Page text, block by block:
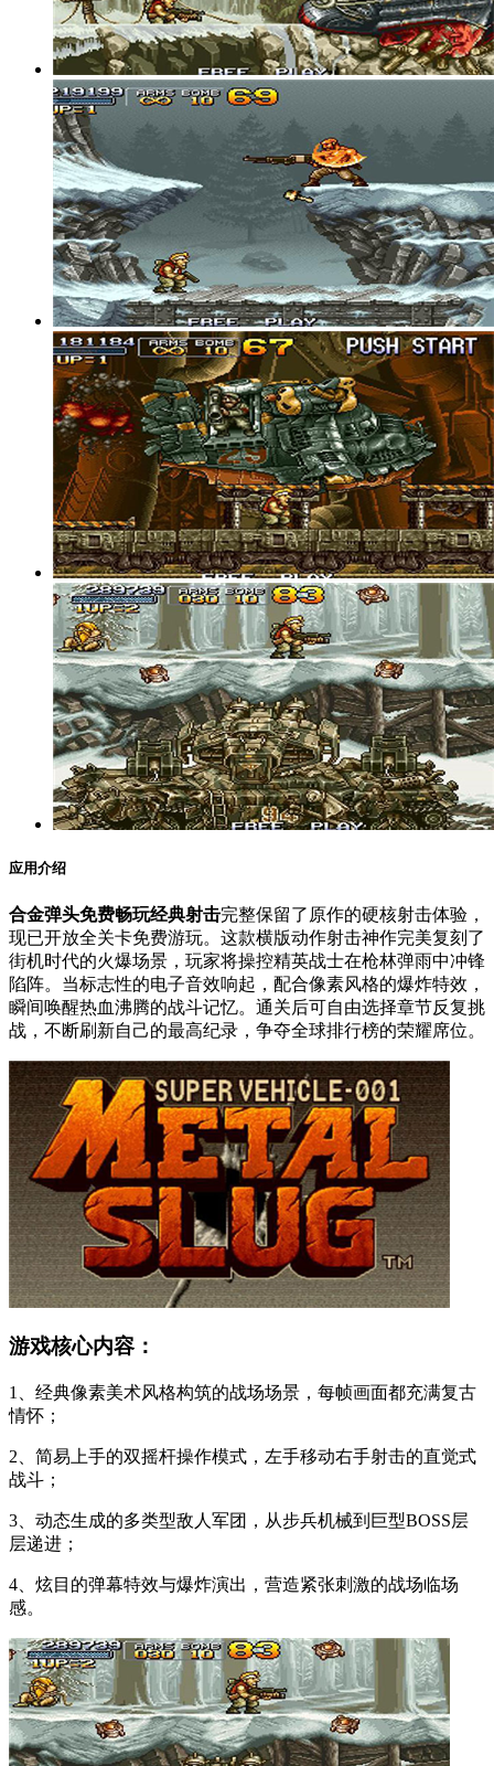
应用介绍
合金弹头免费畅玩经典射击完整保留了原作的硬核射击体验，
现已开放全关卡免费游玩。这款横版动作射击神作完美复刻了
街机时代的火爆场景，玩家将操控精英战士在枪林弹雨中冲锋
陷阵。当标志性的电子音效响起，配合像素风格的爆炸特效，
瞬间唤醒热血沸腾的战斗记忆。通关后可自由选择章节反复挑
战，不断刷新自己的最高纪录，争夺全球排行榜的荣耀席位。
游戏核心内容：
1、经典像素美术风格构筑的战场场景，每帧画面都充满复古
情怀；
2、简易上手的双摇杆操作模式，左手移动右手射击的直觉式
战斗；
3、动态生成的多类型敌人军团，从步兵机械到巨型BOSS层
层递进；
4、炫目的弹幕特效与爆炸演出，营造紧张刺激的战场临场
感。